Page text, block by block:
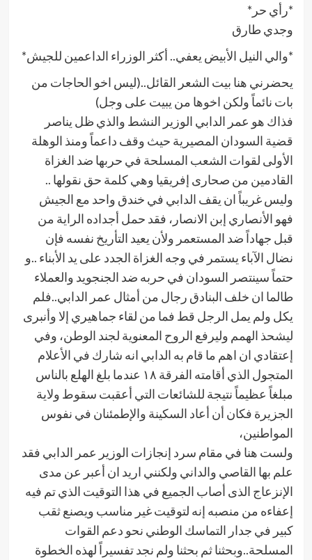
*رأي حر*
وجدي طارق
*والي النيل الأبيض يعفي.. أكثر الوزراء الداعمين للجيش*
يحضرني هنا بيت الشعر القائل..(ليس اخو الحاجات من
بات نائماً ولكن اخوها من يبيت على وجل)
فذاك هو عمر الدابي الوزير النشط والذي ظل يناصر
قضية السودان المصيرية حيث وقف داعماً ومنذ الوهلة
الأولى لقوات الشعب المسلحة في حربها ضد الغزاة
القادمين من صحارى إفريقيا وهي كلمة حق نقولها ..
وليس غريباً ان يقف الدابي في خندق واحد مع الجيش
فهو الأنصاري إبن الانصار، فقد حمل أجداده الراية من
قبل جهاداً ضد المستعمر ولأن يعيد التأريخ نفسه فإن
نضال الآباء يستمر في وجه الغزاة الجدد على يد الأبناء ..و
حتماً سينتصر السودان في حربه ضد الجنجويد والعملاء
طالما ان خلف البنادق رجال من أمثال عمر الدابي..فلم
يكل ولم يمل الرجل قط فما من لقاء جماهيري إلا وأنبرى
ليشحذ الهمم وليرفع الروح المعنوية لجند الوطن، وفي
إعتقادي ان اهم ما قام به الدابي انه شارك في الأعلام
المتجول الذي أقامته الفرقة ١٨ عندما بلغ الهلع بالناس
مبلغاً عظيماً نتيجة للشائعات التي أعقبت سقوط ولاية
الجزيرة فكان أن أعاد السكينة والإطمئنان في نفوس
المواطنين،
ولست هنا في مقام سرد إنجازات الوزير عمر الدابي فقد
علم بها القاصي والداني ولكنني اريد ان أعبر عن مدى
الإنزعاج الذى أصاب الجميع في هذا التوقيت الذي تم فيه
إعفاءه من منصبه إنه لتوقيت غير مناسب ويصنع ثقب
كبير في جدار التماسك الوطني نحو دعم القوات
المسلحة..وبحثنا ثم بحثنا ولم نجد تفسيراً لهذه الخطوة